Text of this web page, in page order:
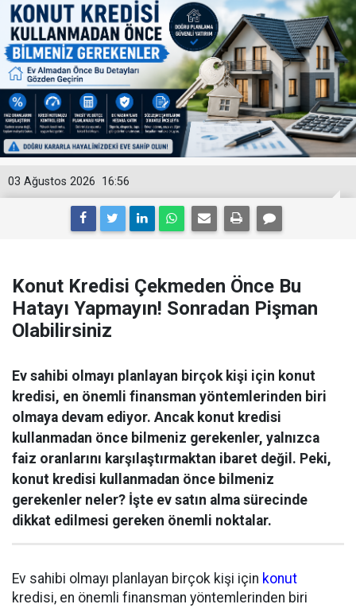
16:56
03 Ağustos 2026
Konut Kredisi Çekmeden Önce Bu
Hatayı Yapmayın! Sonradan Pişman
Olabilirsiniz
Ev sahibi olmayı planlayan birçok kişi için konut
kredisi, en önemli finansman yöntemlerinden biri
olmaya devam ediyor. Ancak konut kredisi
kullanmadan önce bilmeniz gerekenler, yalnızca
faiz oranlarını karşılaştırmaktan ibaret değil. Peki,
konut kredisi kullanmadan önce bilmeniz
gerekenler neler? İşte ev satın alma sürecinde
dikkat edilmesi gereken önemli noktalar.
Ev sahibi olmayı planlayan birçok kişi için konut
kredisi, en önemli finansman yöntemlerinden biri